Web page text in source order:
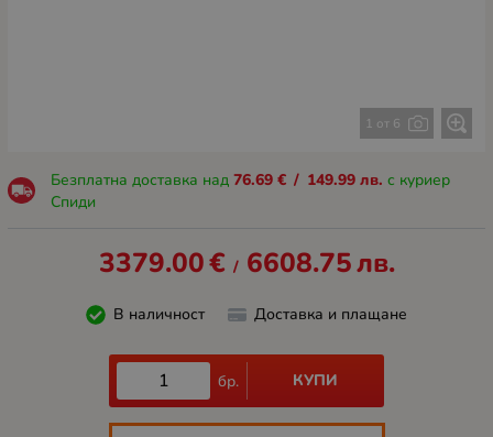
1 от 6
Безплатна доставка над 76.69 € / 149.99 лв. с куриер
Спиди
3379.00€ / 6608.75лв.
В наличност Доставка и плащане
бр. КУПИ